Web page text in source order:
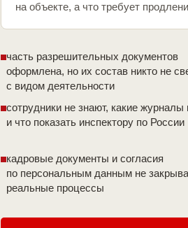
на объекте, а что требует
часть разрешительных документов
оформлена, но их состав никто не
с видом деятельности
сотрудники не знают, какие журналы
и что показать инспектору по России
кадровые документы и согласия
по персональным данным не
реальные процессы